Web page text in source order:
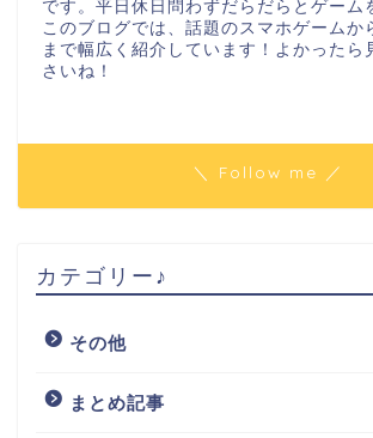
です。平日休日問わずだらだらとゲーム
このブログでは、話題のスマホゲームか
まで幅広く紹介しています！よかったら
さいね！
＼ Follow me ／
カテゴリー♪
その他
まとめ記事